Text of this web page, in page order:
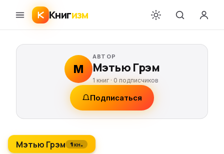
Книгизм
М
АВТОР
Мэтью Грэм
1 книг · 0 подписчиков
Подписаться
Мэтью Грэм 1 кн.